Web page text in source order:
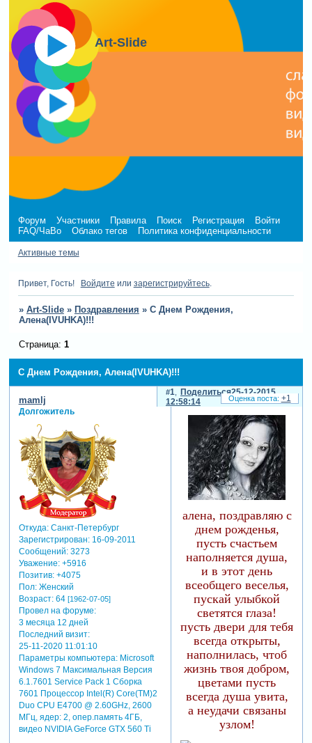
Art-Slide
Форум Участники Правила Поиск Регистрация
Войти
FAQ/ЧаВо
Облако тегов Политика конфиденциальности
Активные темы
Привет, Гость! Войдите или зарегистрируйтесь.
» Art-Slide » Поздравления » С Днем Рождения,
Алена(IVUHKA)!!!
С Днем Рождения, Алена(IVUHKA)!!!
Страница: 1
Поделиться
1
25-12-2015
12:58:14
mamlj
Долгожитель
Откуда:Санкт-Петербург
Зарегистрирован: 16-09-2011
Сообщений:3273
Уважение: +5916
Позитив: +4075
Пол:Женский
Возраст:64 [1962-07-05]
Провел на форуме:
3 месяца 12 дней
Последний визит:
25-11-2020 11:01:10
Параметры компьютера:Microsoft
Windows 7 Максимальная Версия
6.1.7601 Service Pack 1 Сборка
7601 Процессор Intel(R) Core(TM)2
Duo CPU E4700 @ 2.60GHz, 2600
МГц, ядер: 2, опер.память 4ГБ,
видео NVIDIA GeForce GTX 560 Ti
алена, поздравляю с
днем рожденья,
пусть счастьем
наполняется душа,
и в этот день
всеобщего веселья,
пускай улыбкой
светятся глаза!
пусть двери для тебя
всегда открыты,
наполнилась, чтоб
жизнь твоя добром,
цветами пусть
всегда душа увита,
а неудачи связаны
узлом!
+1